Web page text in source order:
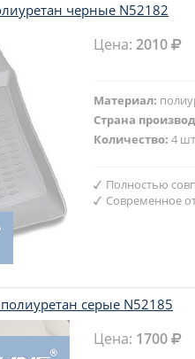
черные N52182
Цена:2010
Материал:
Страна
Количество:4
Полностью
Современное
серые N52185
Цена: 1700